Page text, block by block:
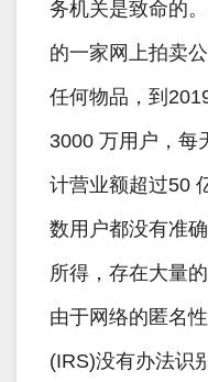
务机关是致命的
的一家网上拍卖
任何物品，到
3000 万用户，每
计营业额超过50
数用户都没有准
所得，存在大量
由于网络的匿名
(IRS)没有办法识